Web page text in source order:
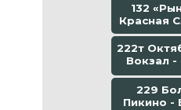
132
Красная
222т
Вокзал -
229
Пикино -